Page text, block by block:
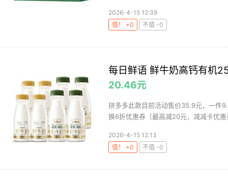
2026-4-15 12:39
值！ +0
不值 -0
每日鲜语 鲜牛奶高钙有机
20.46元
拼多多此款目前活动售价35.9元，一件
换6折优惠券（最高减20元，减减卡优
2026-4-15 12:13
值！ +0
不值 -0